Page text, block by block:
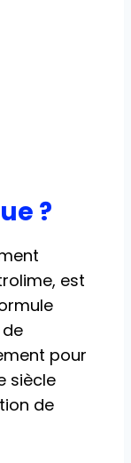
?
est
de
pour
siècle
de